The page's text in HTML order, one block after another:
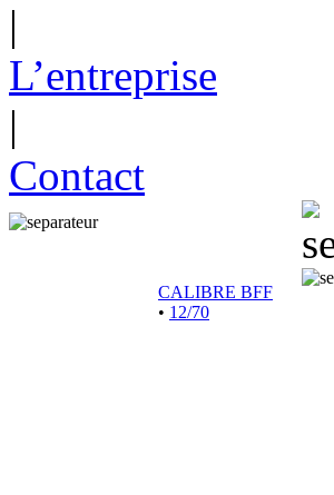
|
L’entreprise
|
Contact
CALIBRE BFF
• 12/70